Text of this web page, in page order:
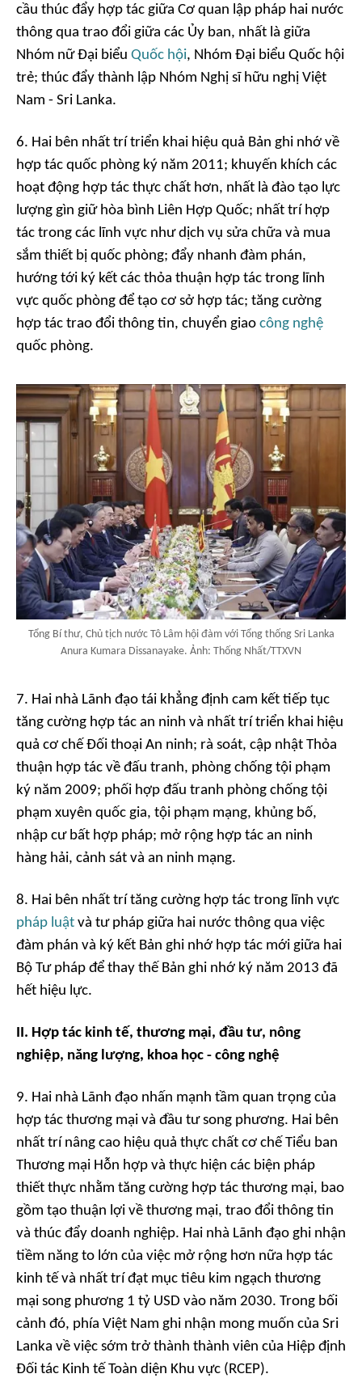
cầu thúc đẩy hợp tác giữa Cơ quan lập pháp hai nước
thông qua trao đổi giữa các Ủy ban, nhất là giữa
Nhóm nữ Đại biểu Quốc hội, Nhóm Đại biểu Quốc hội
trẻ; thúc đẩy thành lập Nhóm Nghị sĩ hữu nghị Việt
Nam - Sri Lanka.
6. Hai bên nhất trí triển khai hiệu quả Bản ghi nhớ về
hợp tác quốc phòng ký năm 2011; khuyến khích các
hoạt động hợp tác thực chất hơn, nhất là đào tạo lực
lượng gìn giữ hòa bình Liên Hợp Quốc; nhất trí hợp
tác trong các lĩnh vực như dịch vụ sửa chữa và mua
sắm thiết bị quốc phòng; đẩy nhanh đàm phán,
hướng tới ký kết các thỏa thuận hợp tác trong lĩnh
vực quốc phòng để tạo cơ sở hợp tác; tăng cường
hợp tác trao đổi thông tin, chuyển giao công nghệ
quốc phòng.
Tổng Bí thư, Chủ tịch nước Tô Lâm hội đàm với Tổng thống Sri Lanka
Anura Kumara Dissanayake. Ảnh: Thống Nhất/TTXVN
7. Hai nhà Lãnh đạo tái khẳng định cam kết tiếp tục
tăng cường hợp tác an ninh và nhất trí triển khai hiệu
quả cơ chế Đối thoại An ninh; rà soát, cập nhật Thỏa
thuận hợp tác về đấu tranh, phòng chống tội phạm
ký năm 2009; phối hợp đấu tranh phòng chống tội
phạm xuyên quốc gia, tội phạm mạng, khủng bố,
nhập cư bất hợp pháp; mở rộng hợp tác an ninh
hàng hải, cảnh sát và an ninh mạng.
8. Hai bên nhất trí tăng cường hợp tác trong lĩnh vực
pháp luật và tư pháp giữa hai nước thông qua việc
đàm phán và ký kết Bản ghi nhớ hợp tác mới giữa hai
Bộ Tư pháp để thay thế Bản ghi nhớ ký năm 2013 đã
hết hiệu lực.
II. Hợp tác kinh tế, thương mại, đầu tư, nông
nghiệp, năng lượng, khoa học - công nghệ
9. Hai nhà Lãnh đạo nhấn mạnh tầm quan trọng của
hợp tác thương mại và đầu tư song phương. Hai bên
nhất trí nâng cao hiệu quả thực chất cơ chế Tiểu ban
Thương mại Hỗn hợp và thực hiện các biện pháp
thiết thực nhằm tăng cường hợp tác thương mại, bao
gồm tạo thuận lợi về thương mại, trao đổi thông tin
và thúc đẩy doanh nghiệp. Hai nhà Lãnh đạo ghi nhận
tiềm năng to lớn của việc mở rộng hơn nữa hợp tác
kinh tế và nhất trí đạt mục tiêu kim ngạch thương
mại song phương 1 tỷ USD vào năm 2030. Trong bối
cảnh đó, phía Việt Nam ghi nhận mong muốn của Sri
Lanka về việc sớm trở thành thành viên của Hiệp định
Đối tác Kinh tế Toàn diện Khu vực (RCEP).